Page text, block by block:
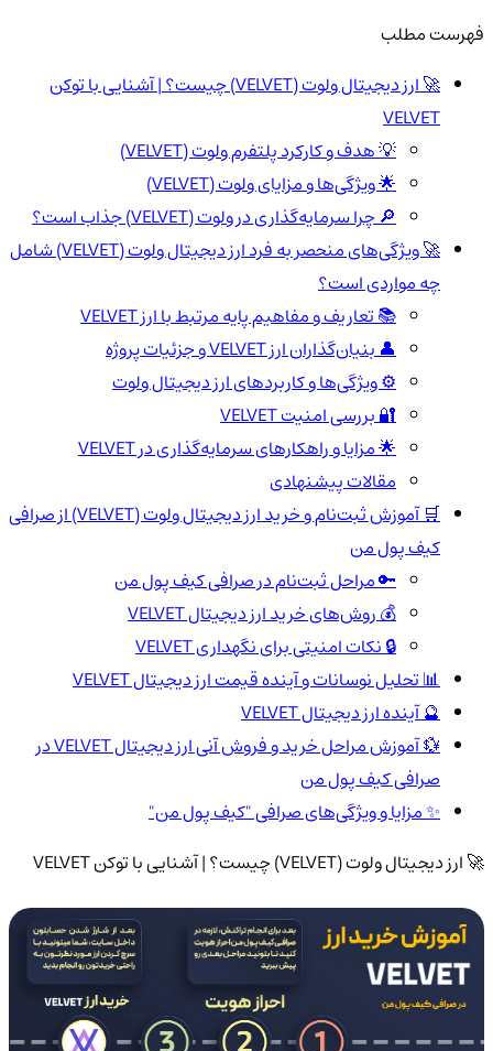
فهرست مطلب
🚀 ارز دیجیتال ولوت (VELVET) چیست؟ | آشنایی با توکن
VELVET
💡 هدف و کارکرد پلتفرم ولوت (VELVET)
🌟 ویژگی‌ها و مزایای ولوت (VELVET)
🔎 چرا سرمایه‌گذاری در ولوت (VELVET) جذاب است؟
🚀 ویژگی‌های منحصر به فرد ارز دیجیتال ولوت (VELVET) شامل
چه مواردی است؟
📚 تعاریف و مفاهیم پایه مرتبط با ارز VELVET
👤 بنیان‌گذاران ارز VELVET و جزئیات پروژه
⚙️ ویژگی‌ها و کاربردهای ارز دیجیتال ولوت
🔐 بررسی امنیت VELVET
🌟 مزایا و راهکارهای سرمایه‌گذاری در VELVET
مقالات پیشنهادی
🛒 آموزش ثبت‌نام و خرید ارز دیجیتال ولوت (VELVET) از صرافی
کیف پول من
🔑 مراحل ثبت‌نام در صرافی کیف پول من
💰 روش‌های خرید ارز دیجیتال VELVET
🔒 نکات امنیتی برای نگهداری VELVET
📊 تحلیل نوسانات و آینده قیمت ارز دیجیتال VELVET
🔮 آینده ارز دیجیتال VELVET
💱 آموزش مراحل خرید و فروش آنی ارز دیجیتال VELVET در
صرافی کیف پول من
✨ مزایا و ویژگی‌های صرافی "کیف پول من"
🚀 ارز دیجیتال ولوت (VELVET) چیست؟ | آشنایی با توکن VELVET